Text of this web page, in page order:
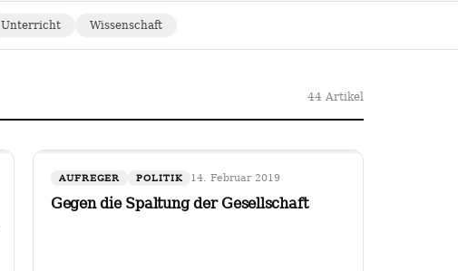
Unterricht Wissenschaft
44 Artikel
AUFREGER POLITIK 14. Februar 2019
Gegen die Spaltung der Gesellschaft